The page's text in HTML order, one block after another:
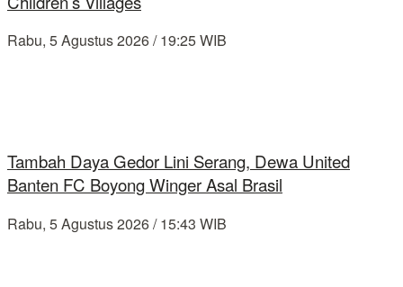
Rabu, 5 Agustus 2026 / 19:25 WIB
Tambah Daya Gedor Lini Serang, Dewa United
Banten FC Boyong Winger Asal Brasil
Rabu, 5 Agustus 2026 / 15:43 WIB